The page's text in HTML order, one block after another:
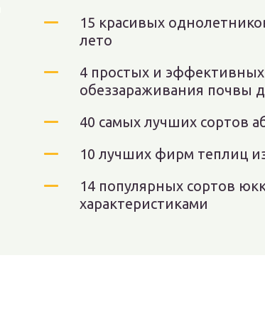
15 красивых
лето
4 простых и эффективных
обеззараживания почвы
40 самых лучших сортов
10 лучших фирм теплиц
14 популярных сортов
характеристиками